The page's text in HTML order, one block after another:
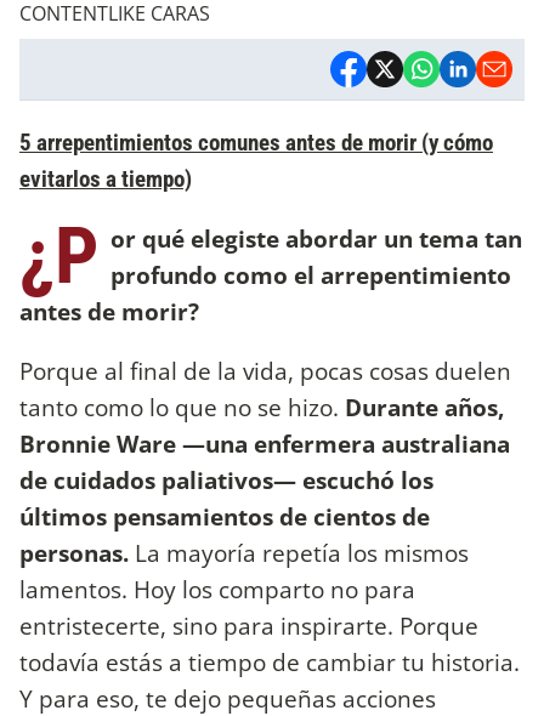
CONTENTLIKE CARAS
5 arrepentimientos comunes antes de morir (y cómo
evitarlos a tiempo)
¿P or qué elegiste abordar un tema tan
profundo como el arrepentimiento
antes de morir?
Porque al final de la vida, pocas cosas duelen
tanto como lo que no se hizo. Durante años,
Bronnie Ware —una enfermera australiana
de cuidados paliativos— escuchó los
últimos pensamientos de cientos de
personas. La mayoría repetía los mismos
lamentos. Hoy los comparto no para
entristecerte, sino para inspirarte. Porque
todavía estás a tiempo de cambiar tu historia.
Y para eso, te dejo pequeñas acciones